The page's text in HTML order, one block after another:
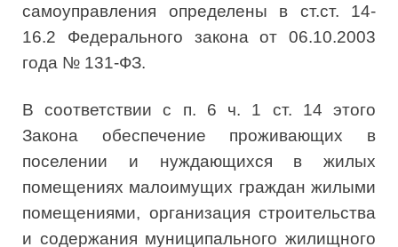
самоуправления определены в ст.ст. 14-
16.2 Федерального закона от 06.10.2003
года № 131-ФЗ.
В соответствии с п. 6 ч. 1 ст. 14 этого
Закона обеспечение проживающих в
поселении и нуждающихся в жилых
помещениях малоимущих граждан жилыми
помещениями, организация строительства
и содержания муниципального жилищного